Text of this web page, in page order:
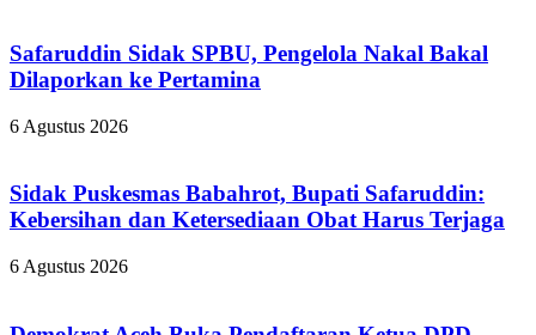
Safaruddin Sidak SPBU, Pengelola Nakal Bakal
Dilaporkan ke Pertamina
6 Agustus 2026
Sidak Puskesmas Babahrot, Bupati Safaruddin:
Kebersihan dan Ketersediaan Obat Harus Terjaga
6 Agustus 2026